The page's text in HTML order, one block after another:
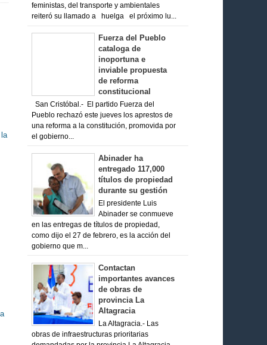
feministas, del transporte y ambientales
reiteró su llamado a huelga el próximo lu...
Fuerza del Pueblo
cataloga de
inoportuna e
inviable propuesta
de reforma
constitucional
San Cristóbal.- El partido Fuerza del
Pueblo rechazó este jueves los aprestos de
una reforma a la constitución, promovida por
el gobierno...
Abinader ha
entregado 117,000
títulos de propiedad
durante su gestión
El presidente Luis
Abinader se conmueve
en las entregas de títulos de propiedad,
como dijo el 27 de febrero, es la acción del
gobierno que m...
Contactan
importantes avances
de obras de
provincia La
Altagracia
La Altagracia.- Las
obras de infraestructuras prioritarias